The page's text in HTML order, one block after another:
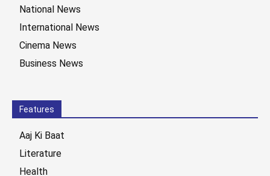
National News
International News
Cinema News
Business News
Features
Aaj Ki Baat
Literature
Health